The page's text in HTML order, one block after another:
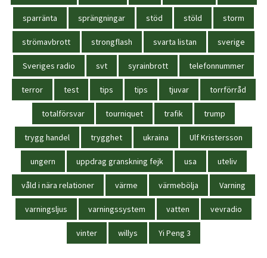
sparränta sprängningar stöd stöld storm
strömavbrott strongflash svarta listan sverige
Sveriges radio svt syrainbrott telefonnummer
terror test tips tips tjuvar torrförråd
totalförsvar tourniquet trafik trump
trygg handel trygghet ukraina Ulf Kristersson
ungern uppdrag granskning fejk usa uteliv
våld i nära relationer värme värmebölja Varning
varningsljus varningssystem vatten vevradio
vinter willys Yi Peng 3